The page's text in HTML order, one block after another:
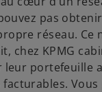
e
pas
réseau.
chez KPMG
portefeuille